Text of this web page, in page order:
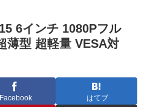
6インチ 1080Pフル
薄型 超軽量 VESA対
Facebook はてブ